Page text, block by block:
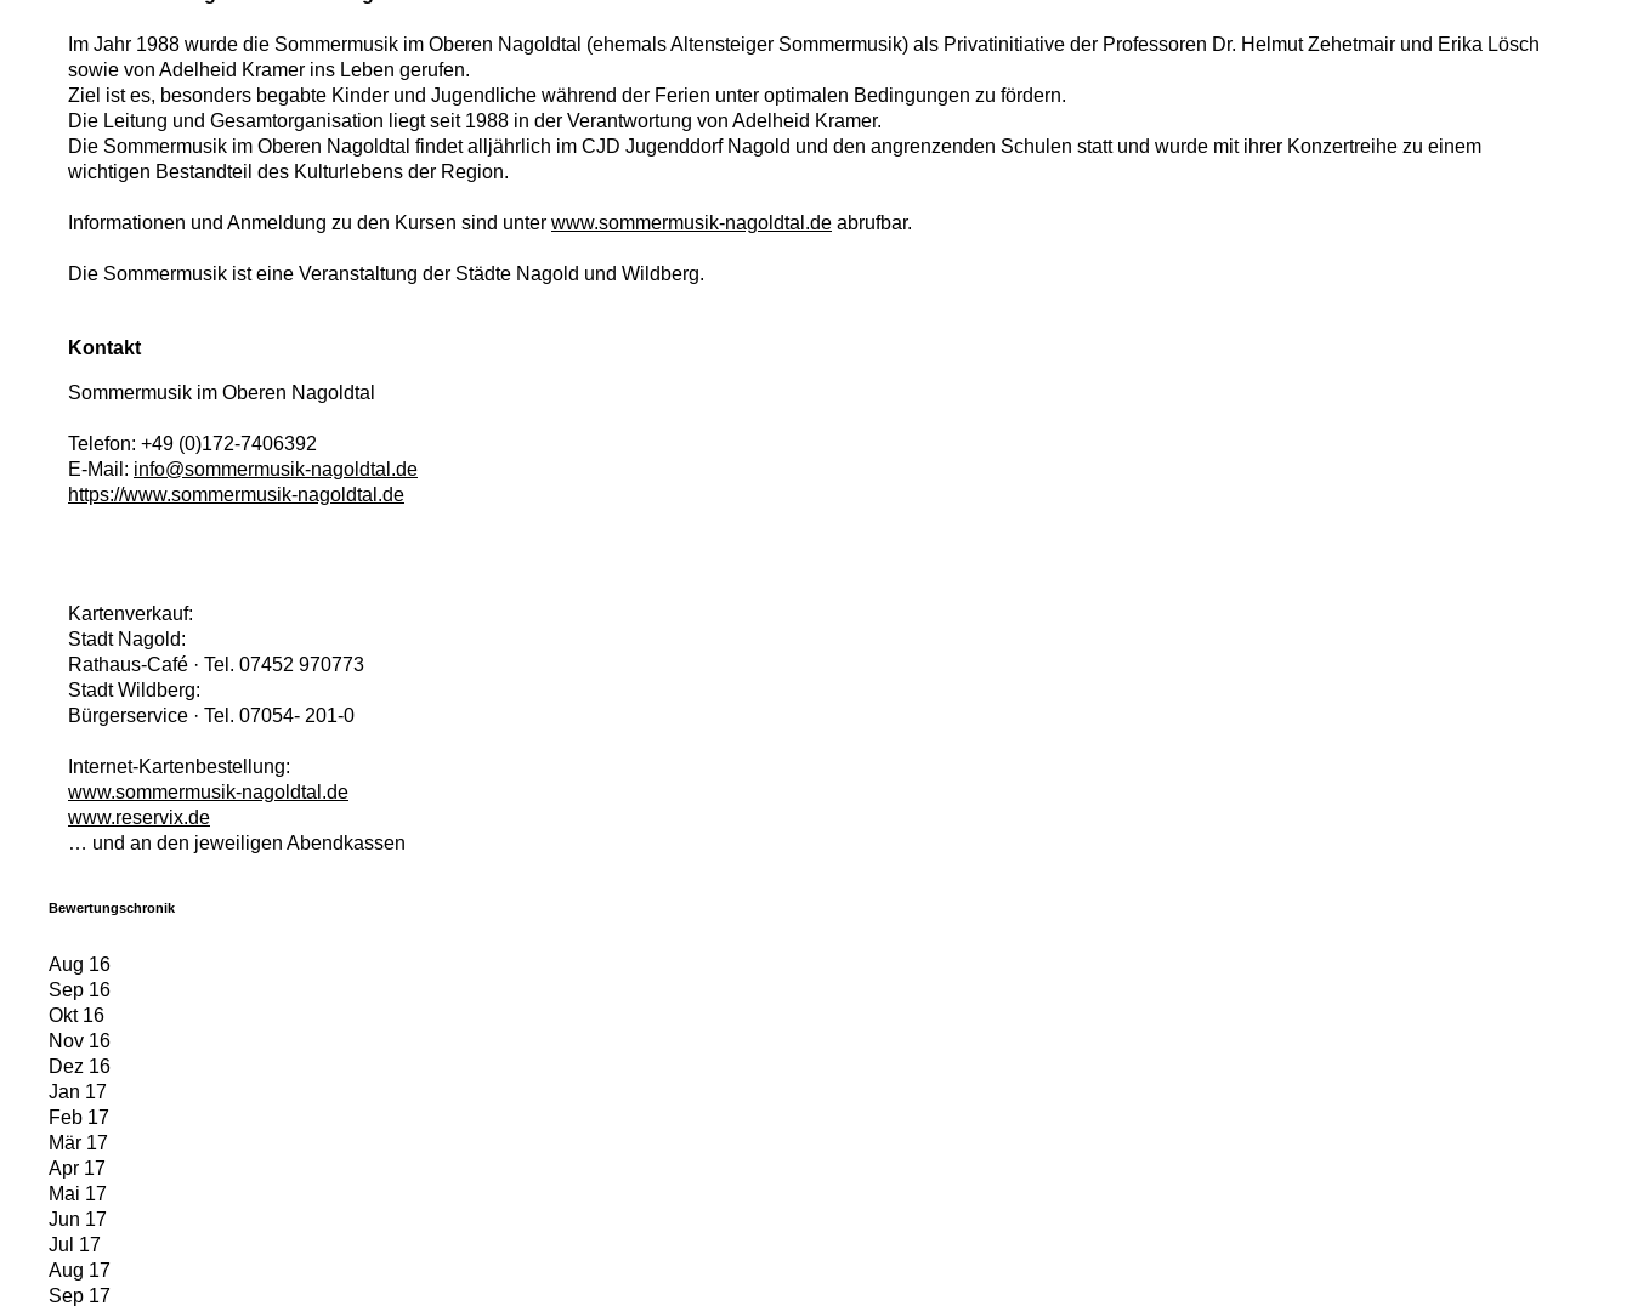
Im Jahr 1988 wurde die Sommermusik im Oberen Nagoldtal (ehemals Altensteiger Sommermusik) als Privatinitiative der Professoren Dr. Helmut Zehetmair und Erika Lösch
sowie von Adelheid Kramer ins Leben gerufen.
Ziel ist es, besonders begabte Kinder und Jugendliche während der Ferien unter optimalen Bedingungen zu fördern.
Die Leitung und Gesamtorganisation liegt seit 1988 in der Verantwortung von Adelheid Kramer.
Die Sommermusik im Oberen Nagoldtal findet alljährlich im CJD Jugenddorf Nagold und den angrenzenden Schulen statt und wurde mit ihrer Konzertreihe zu einem
wichtigen Bestandteil des Kulturlebens der Region.
Informationen und Anmeldung zu den Kursen sind unter www.sommermusik-nagoldtal.de abrufbar.
Die Sommermusik ist eine Veranstaltung der Städte Nagold und Wildberg.
Kontakt
Sommermusik im Oberen Nagoldtal
Telefon: +49 (0)172-7406392
E-Mail: info@sommermusik-nagoldtal.de
https://www.sommermusik-nagoldtal.de
Kartenverkauf:
Stadt Nagold:
Rathaus-Café · Tel. 07452 970773
Stadt Wildberg:
Bürgerservice · Tel. 07054- 201-0
Internet-Kartenbestellung:
www.sommermusik-nagoldtal.de
www.reservix.de
… und an den jeweiligen Abendkassen
Bewertungschronik
Aug 16
Sep 16
Okt 16
Nov 16
Dez 16
Jan 17
Feb 17
Mär 17
Apr 17
Mai 17
Jun 17
Jul 17
Aug 17
Sep 17